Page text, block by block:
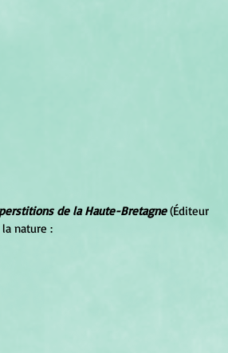
de la Haute-Bretagne (Éditeur
nature :